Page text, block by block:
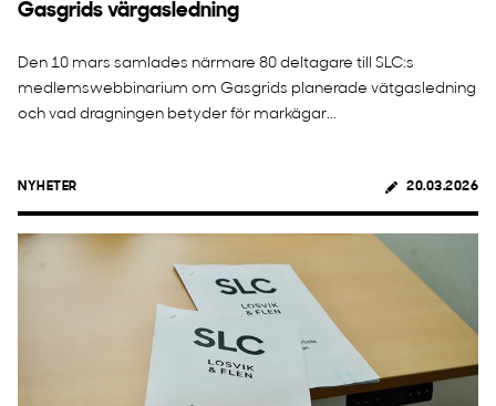
Gasgrids värgasledning
Den 10 mars samlades närmare 80 deltagare till SLC:s
medlemswebbinarium om Gasgrids planerade vätgasledning
och vad dragningen betyder för markägar...
NYHETER 20.03.2026